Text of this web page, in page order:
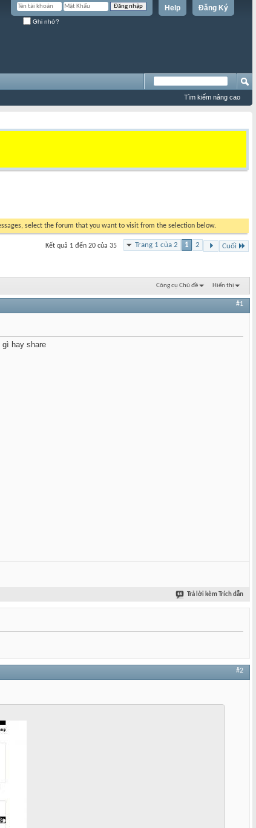
Đăng Ký
Help
Ghi nhớ?
Tìm kiếm nâng cao
select the forum that you want to visit from the selection below.
Trang 1 của 2 1 2 Cuối
Kết quả 1 đến 20 của 35
Công cụ Chủ đề Hiển thị
#1
gì hay share
Trả lời kèm Trích dẫn
#2